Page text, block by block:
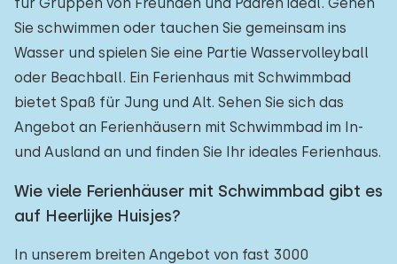
Sie schwimmen oder tauchen Sie gemeinsam ins
Wasser und spielen Sie eine Partie Wasservolleyball
oder Beachball. Ein Ferienhaus mit Schwimmbad
bietet Spaß für Jung und Alt. Sehen Sie sich das
Angebot an Ferienhäusern mit Schwimmbad im In-
und Ausland an und finden Sie Ihr ideales Ferienhaus.
Wie viele Ferienhäuser mit Schwimmbad gibt es
auf Heerlijke Huisjes?
In unserem breiten Angebot von fast 3000